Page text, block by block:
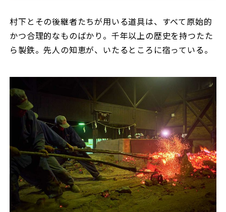
村下とその後継者たちが用いる道具は、すべて原始的
かつ合理的なものばかり。千年以上の歴史を持つたた
ら製鉄。先人の知恵が、いたるところに宿っている。